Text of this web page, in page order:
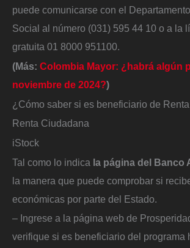
puede comunicarse con el
Social al número (031) 595 44 10 o a la
gratuita 01 8000 951100.
(Más: Colombia Mayor: ¿habrá algún
noviembre de 2024?)
¿Cómo saber si es beneficiario de
Renta Ciudadana
iStock
Tal como lo indica la página del Banco
la manera que puede comprobar si
económicas por parte del Estado.
– Ingrese a la página web de
verifique si es beneficiario del programa